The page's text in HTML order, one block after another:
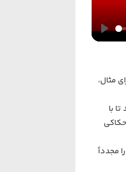
Play
مثال،
با
مجدداً